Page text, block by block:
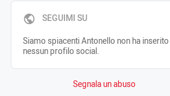
SEGUIMI SU
Siamo spiacenti Antonello non ha inserito
nessun profilo social.
Segnala un abuso